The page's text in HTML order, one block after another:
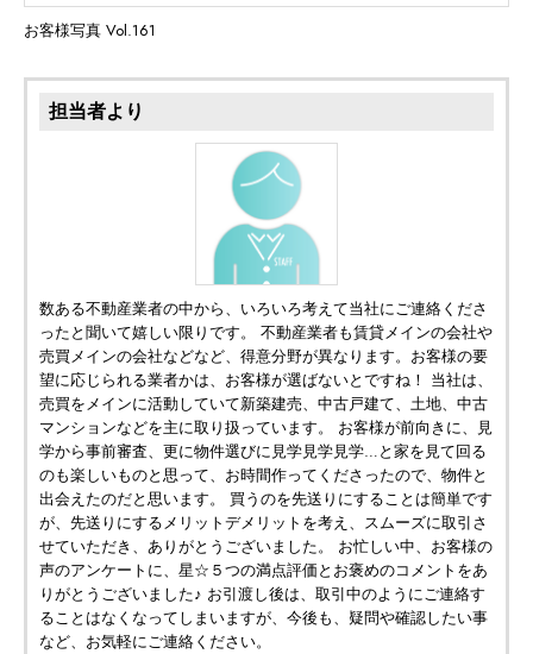
お客様写真 Vol.161
担当者より
数ある不動産業者の中から、いろいろ考えて当社にご連絡くださ
ったと聞いて嬉しい限りです。 不動産業者も賃貸メインの会社や
売買メインの会社などなど、得意分野が異なります。お客様の要
望に応じられる業者かは、お客様が選ばないとですね！ 当社は、
売買をメインに活動していて新築建売、中古戸建て、土地、中古
マンションなどを主に取り扱っています。 お客様が前向きに、見
学から事前審査、更に物件選びに見学見学見学…と家を見て回る
のも楽しいものと思って、お時間作ってくださったので、物件と
出会えたのだと思います。 買うのを先送りにすることは簡単です
が、先送りにするメリットデメリットを考え、スムーズに取引さ
せていただき、ありがとうございました。 お忙しい中、お客様の
声のアンケートに、星☆５つの満点評価とお褒めのコメントをあ
りがとうございました♪ お引渡し後は、取引中のようにご連絡す
ることはなくなってしまいますが、今後も、疑問や確認したい事
など、お気軽にご連絡ください。